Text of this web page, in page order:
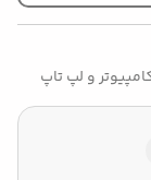
و لپ تاپ